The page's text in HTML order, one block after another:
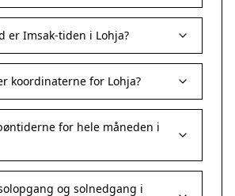
er Imsak-tiden i Lohja?
koordinaterne for Lohja?
for hele måneden i
og solnedgang i